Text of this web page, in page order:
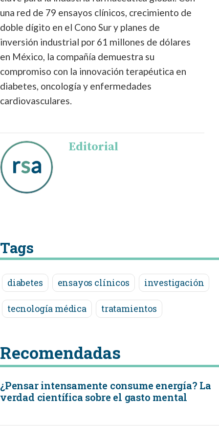
una red de 79 ensayos clínicos, crecimiento de
doble dígito en el Cono Sur y planes de
inversión industrial por 61 millones de dólares
en México, la compañía demuestra su
compromiso con la innovación terapéutica en
diabetes, oncología y enfermedades
cardiovasculares.
Editorial
Tags
diabetes ensayos clínicos investigación
tecnología médica tratamientos
Recomendadas
¿Pensar intensamente consume energía? La
verdad científica sobre el gasto mental